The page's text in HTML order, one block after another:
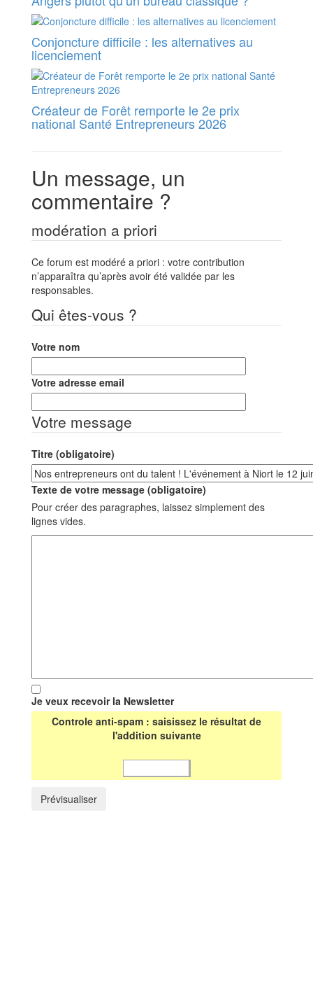
Conjoncture difficile : les alternatives au
licenciement
Créateur de Forêt remporte le 2e prix
national Santé Entrepreneurs 2026
Un message, un
commentaire ?
modération a priori
Ce forum est modéré a priori : votre contribution
n’apparaîtra qu’après avoir été validée par les
responsables.
Qui êtes-vous ?
Votre nom
Votre adresse email
Votre message
Titre (obligatoire)
Texte de votre message (obligatoire)
Pour créer des paragraphes, laissez simplement des
lignes vides.
Je veux recevoir la Newsletter
Controle anti-spam : saisissez le résultat de
l'addition suivante